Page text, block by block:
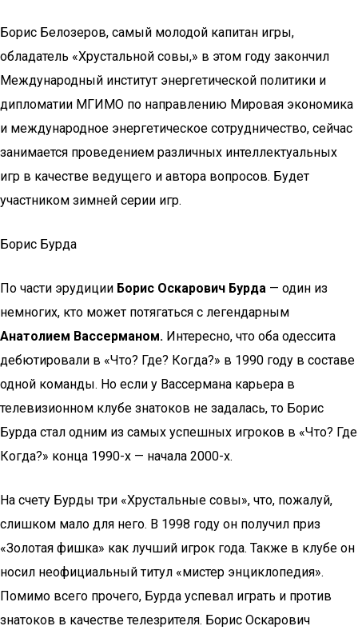
Борис Белозеров, самый молодой капитан игры,
обладатель «Хрустальной совы,» в этом году закончил
Международный институт энергетической политики и
дипломатии МГИМО по направлению Мировая экономика
и международное энергетическое сотрудничество, сейчас
занимается проведением различных интеллектуальных
игр в качестве ведущего и автора вопросов. Будет
участником зимней серии игр.
Борис Бурда
По части эрудиции Борис Оскарович Бурда — один из
немногих, кто может потягаться с легендарным
Анатолием Вассерманом. Интересно, что оба одессита
дебютировали в «Что? Где? Когда?» в 1990 году в составе
одной команды. Но если у Вассермана карьера в
телевизионном клубе знатоков не задалась, то Борис
Бурда стал одним из самых успешных игроков в «Что? Где
Когда?» конца 1990-х — начала 2000-х.
На счету Бурды три «Хрустальные совы», что, пожалуй,
слишком мало для него. В 1998 году он получил приз
«Золотая фишка» как лучший игрок года. Также в клубе он
носил неофициальный титул «мистер энциклопедия».
Помимо всего прочего, Бурда успевал играть и против
знатоков в качестве телезрителя. Борис Оскарович